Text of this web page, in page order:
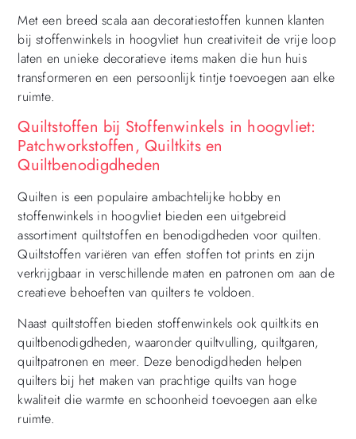
Met een breed scala aan decoratiestoffen kunnen klanten
bij stoffenwinkels in hoogvliet hun creativiteit de vrije loop
laten en unieke decoratieve items maken die hun huis
transformeren en een persoonlijk tintje toevoegen aan elke
ruimte.
Quiltstoffen bij Stoffenwinkels in hoogvliet:
Patchworkstoffen, Quiltkits en
Quiltbenodigdheden
Quilten is een populaire ambachtelijke hobby en
stoffenwinkels in hoogvliet bieden een uitgebreid
assortiment quiltstoffen en benodigdheden voor quilten.
Quiltstoffen variëren van effen stoffen tot prints en zijn
verkrijgbaar in verschillende maten en patronen om aan de
creatieve behoeften van quilters te voldoen.
Naast quiltstoffen bieden stoffenwinkels ook quiltkits en
quiltbenodigdheden, waaronder quiltvulling, quiltgaren,
quiltpatronen en meer. Deze benodigdheden helpen
quilters bij het maken van prachtige quilts van hoge
kwaliteit die warmte en schoonheid toevoegen aan elke
ruimte.